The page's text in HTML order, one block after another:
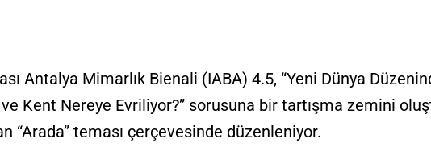
Antalya Mimarlık Bienali (IABA) 4.5, “Yeni Dünya
Kent Nereye Evriliyor?” sorusuna bir tartışma zemini
“Arada” teması çerçevesinde düzenleniyor.